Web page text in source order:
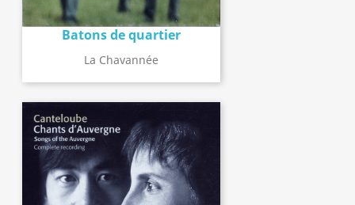
Batons de quartier
La Chavannée